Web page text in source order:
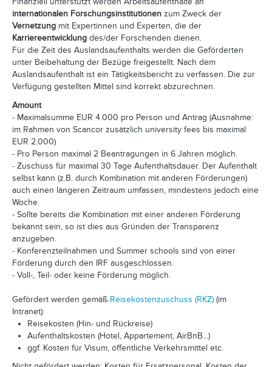
internationalen Forschungsinstitutionen zum Zweck der
Vernetzung mit Expertinnen und Experten, die der
Karriereentwicklung des/der Forschenden dienen.
Für die Zeit des Auslandsaufenthalts werden die Geförderten
unter Beibehaltung der Bezüge freigestellt. Nach dem
Auslandsaufenthalt ist ein Tätigkeitsbericht zu verfassen. Die zur
Verfügung gestellten Mittel sind korrekt abzurechnen.
Amount
- Maximalsumme EUR 4.000 pro Person und Antrag (Ausnahme:
im Rahmen von Scancor zusätzlich university fees bis maximal
EUR 2.000)
- Pro Person maximal 2 Beantragungen in 6 Jahren möglich.
- Zuschuss für maximal 30 Tage Aufenthaltsdauer. Der Aufenthalt
selbst kann (z.B. durch Kombination mit anderen Förderungen)
auch einen längeren Zeitraum umfassen, mindestens jedoch eine
Woche.
- Sollte bereits die Kombination mit einer anderen Förderung
bekannt sein, so ist dies aus Gründen der Transparenz
anzugeben.
- Konferenzteilnahmen und Summer schools sind von einer
Förderung durch den IRF ausgeschlossen.
- Voll-, Teil- oder keine Förderung möglich.
Gefördert werden gemäß Reisekostenzuschuss (RKZ)​ (im
Intranet):
Reisekosten (Hin- und Rückreise)
Aufenthaltskosten (Hotel, Appartement, AirBnB...)
ggf. Kosten für Visum, öffentliche Verkehrsmittel etc.